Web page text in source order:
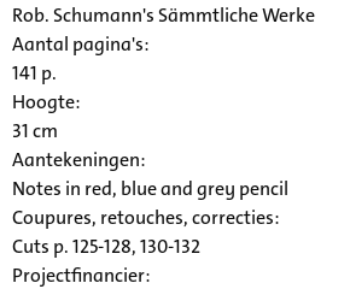
Rob. Schumann's Sämmtliche Werke
Aantal pagina's:
141 p.
Hoogte:
31 cm
Aantekeningen:
Notes in red, blue and grey pencil
Coupures, retouches, correcties:
Cuts p. 125-128, 130-132
Projectfinancier: